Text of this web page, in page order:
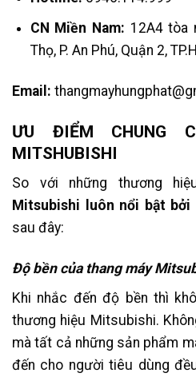
CN Miền Nam: 12A4 tòa
Thọ, P. An Phú, Quận 2,
Email:
ƯU ĐIỂM CHUNG
MITSHUBISHI
So với những thương
Mitsubishi luôn nổi bật
sau đây:
Độ bền của thang máy
Khi nhắc đến độ bền thì
thương hiệu Mitsubishi.
mà tất cả những sản phẩm
đến cho người tiêu dùng